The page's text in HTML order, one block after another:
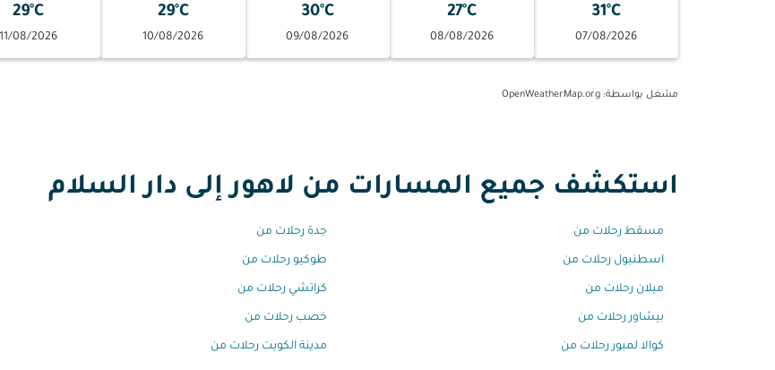
31°C
07/08/2026
27°C
08/08/2026
30°C
09/08/2026
29°C
10/08/2026
29°C
11/08/2026
مشغل بواسطة: OpenWeatherMap.org
استكشف جميع المسارات من لاهور إلى دار السلام
مسقط رحلات من جدة رحلات من
اسطنبول رحلات من طوكيو رحلات من
ميلان رحلات من كراتشي رحلات من
بيشاور رحلات من خصب رحلات من
كوالا لمبور رحلات من مدينة الكويت رحلات من